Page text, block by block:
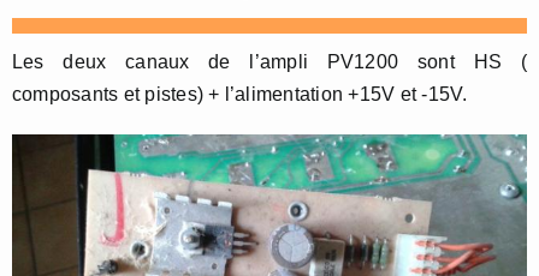
Les deux canaux de l’ampli PV1200 sont HS (
composants et pistes) + l’alimentation +15V et -15V.